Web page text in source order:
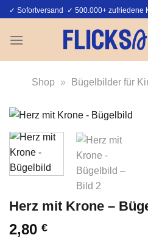
Zum
springen
✓ Sofortversand ✓ 500.000+ zufriedene
Shop » Bügelbilder für
Herz mit Krone –
2,80 €